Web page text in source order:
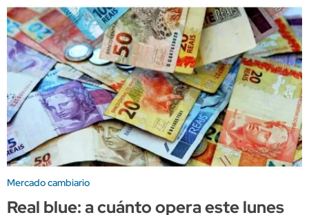
Mercado cambiario
Real blue: a cuánto opera este lunes